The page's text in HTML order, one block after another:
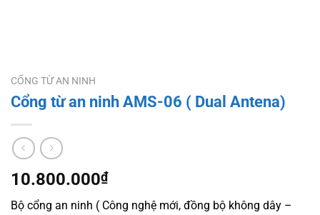
CỔNG TỪ AN NINH
Cổng từ an ninh AMS-06 ( Dual Antena)
10.800.000₫
Bộ cổng an ninh ( Công nghệ mới, đồng bộ không dây –